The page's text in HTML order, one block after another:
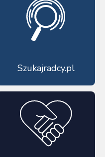
Szukajradcy.pl